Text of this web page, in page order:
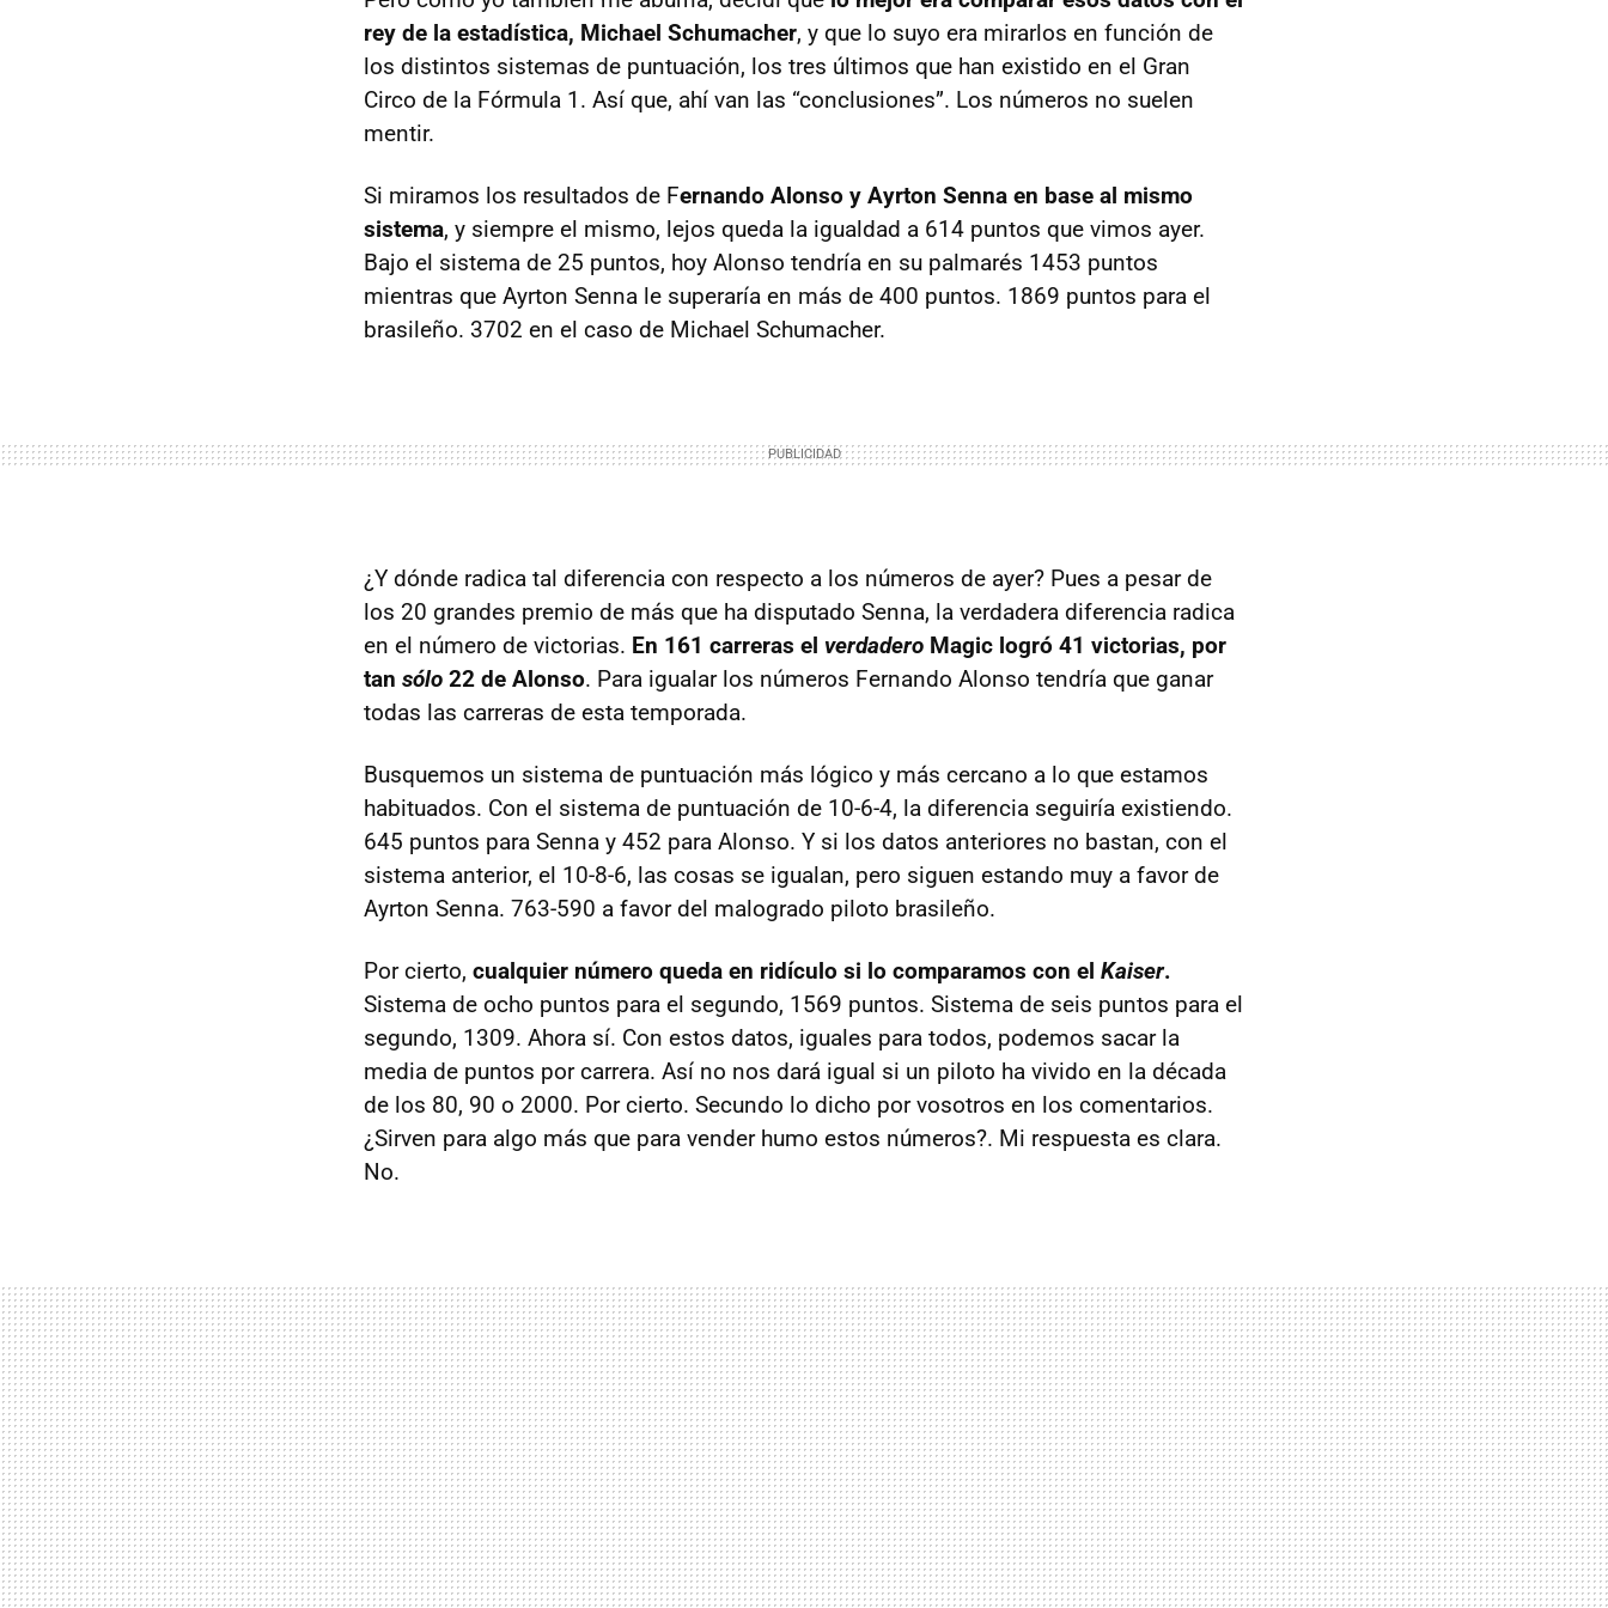
rey de la estadística, Michael Schumacher, y que lo suyo era mirarlos en función de
los distintos sistemas de puntuación, los tres últimos que han existido en el Gran
Circo de la Fórmula 1. Así que, ahí van las “conclusiones”. Los números no suelen
mentir.
Si miramos los resultados de Fernando Alonso y Ayrton Senna en base al mismo
sistema, y siempre el mismo, lejos queda la igualdad a 614 puntos que vimos ayer.
Bajo el sistema de 25 puntos, hoy Alonso tendría en su palmarés 1453 puntos
mientras que Ayrton Senna le superaría en más de 400 puntos. 1869 puntos para el
brasileño. 3702 en el caso de Michael Schumacher.
¿Y dónde radica tal diferencia con respecto a los números de ayer? Pues a pesar de
los 20 grandes premio de más que ha disputado Senna, la verdadera diferencia radica
en el número de victorias. En 161 carreras el verdadero Magic logró 41 victorias, por
tan sólo 22 de Alonso. Para igualar los números Fernando Alonso tendría que ganar
todas las carreras de esta temporada.
Busquemos un sistema de puntuación más lógico y más cercano a lo que estamos
habituados. Con el sistema de puntuación de 10-6-4, la diferencia seguiría existiendo.
645 puntos para Senna y 452 para Alonso. Y si los datos anteriores no bastan, con el
sistema anterior, el 10-8-6, las cosas se igualan, pero siguen estando muy a favor de
Ayrton Senna. 763-590 a favor del malogrado piloto brasileño.
Por cierto, cualquier número queda en ridículo si lo comparamos con el Kaiser.
Sistema de ocho puntos para el segundo, 1569 puntos. Sistema de seis puntos para el
segundo, 1309. Ahora sí. Con estos datos, iguales para todos, podemos sacar la
media de puntos por carrera. Así no nos dará igual si un piloto ha vivido en la década
de los 80, 90 o 2000. Por cierto. Secundo lo dicho por vosotros en los comentarios.
¿Sirven para algo más que para vender humo estos números?. Mi respuesta es clara.
No.